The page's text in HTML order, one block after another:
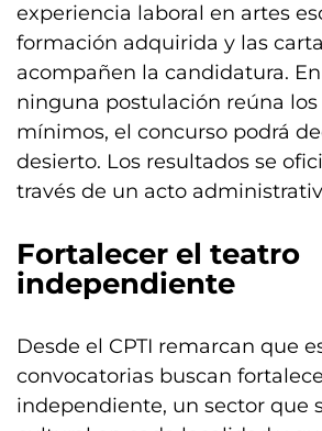
experiencia laboral en artes
formación adquirida y las
acompañen la candidatura.
ninguna postulación reúna
mínimos, el concurso podrá
desierto. Los resultados se
través de un acto
Fortalecer el teatro
independiente
Desde el CPTI remarcan que
convocatorias buscan
independiente, un sector que